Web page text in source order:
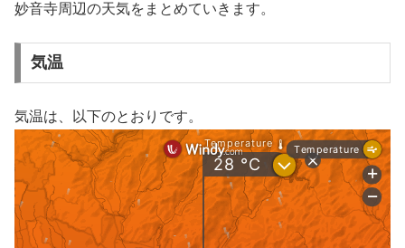
妙音寺周辺の天気をまとめていきます。
気温
気温は、以下のとおりです。